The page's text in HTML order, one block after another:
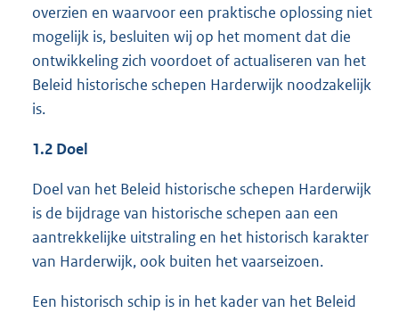
overzien en waarvoor een praktische oplossing niet
mogelijk is, besluiten wij op het moment dat die
ontwikkeling zich voordoet of actualiseren van het
Beleid historische schepen Harderwijk noodzakelijk
is.
1.2 Doel
Doel van het Beleid historische schepen Harderwijk
is de bijdrage van historische schepen aan een
aantrekkelijke uitstraling en het historisch karakter
van Harderwijk, ook buiten het vaarseizoen.
Een historisch schip is in het kader van het Beleid